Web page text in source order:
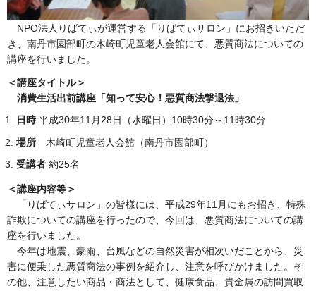
NPO法人りばてぃが運営する「りばてぃサロン」にお招きいただ
き、南丹市園部町の木崎町児童老人会館にて、悪質商法についての
講座を行いました。
＜講座タイトル＞
消費生活出前講座「知って安心！悪質商法撃退法」
日時平成30年11月28日（水曜日）10時30分～11時30分
場所 木崎町児童老人会館（南丹市園部町）
受講者 約25名
＜講座内容等＞
「りばてぃサロン」の皆様には、平成29年11月にもお招き、特殊
詐欺についての講座を行ったので、今回は、悪質商法についての講
座を行いました。
今年は地震、豪雨、台風などの自然災害が相次いだことから、災
害に便乗した悪質商法の事例を紹介し、注意を呼びかけました。そ
の他、注意したい商品・商法として、健康食品、貴金属の訪問買取